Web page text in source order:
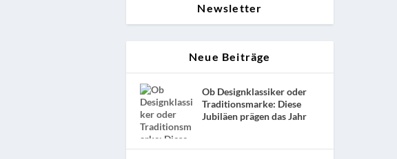
Newsletter
Neue Beiträge
Ob Designklassiker oder
Traditionsmarke: Diese
Jubiläen prägen das Jahr